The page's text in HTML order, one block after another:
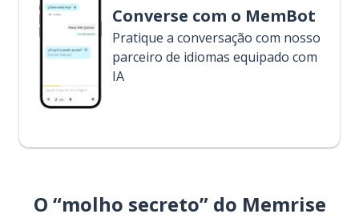
Converse com o MemBot
Pratique a conversação com nosso
parceiro de idiomas equipado com
IA
O “molho secreto” do Memrise